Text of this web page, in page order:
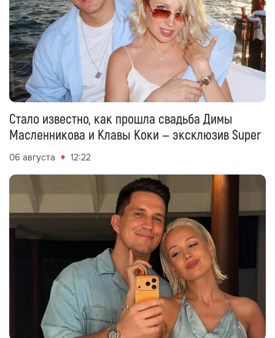
Стало известно, как прошла свадьба Димы
Масленникова и Клавы Коки — эксклюзив Super
06 августа 12:22